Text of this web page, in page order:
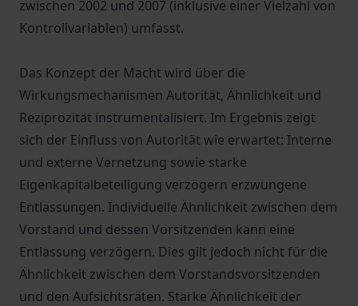
zwischen 2002 und 2007 (inklusive einer Vielzahl von
Kontrollvariablen) umfasst.
Das Konzept der Macht wird über die
Wirkungsmechanismen Autorität, Ähnlichkeit und
Reziprozität instrumentalisiert. Im Ergebnis zeigt
sich der Einfluss von Autorität wie erwartet: Interne
und externe Vernetzung sowie starke
Eigenkapitalbeteiligung verzögern erzwungene
Entlassungen. Individuelle Ähnlichkeit zwischen dem
Vorstand und dessen Vorsitzenden kann eine
Entlassung verzögern. Dies gilt jedoch nicht für die
Ähnlichkeit zwischen dem Vorstandsvorsitzenden
und den Aufsichtsräten. Starke Ähnlichkeit der